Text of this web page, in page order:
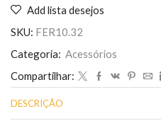
Add lista desejos
SKU: FER10.32
Categoria: Acessórios
Compartilhar:
DESCRIÇÃO